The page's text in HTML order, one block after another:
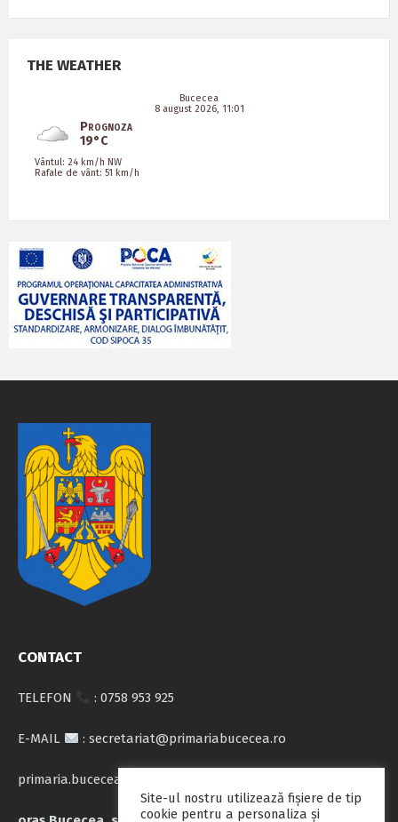
THE WEATHER
Bucecea
8 august 2026, 11:01
Prognoza
19°C
Vântul: 24 km/h NW
Rafale de vânt: 51 km/h
CONTACT
TELEFON : 0758 953 925
E-MAIL : secretariat@primariabucecea.ro
primaria.bucecea@yahoo.com
Site-ul nostru utilizează fişiere de tip
cookie pentru a personaliza și